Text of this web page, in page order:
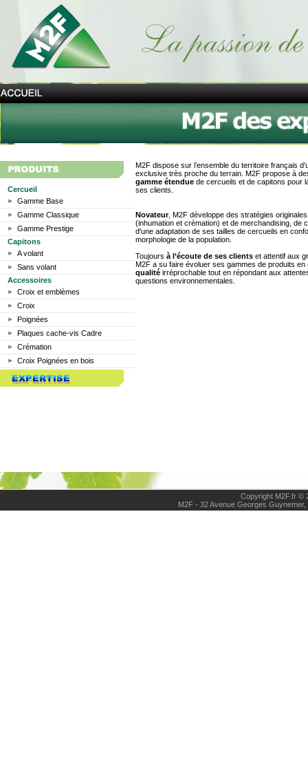
Cercueil
Gamme Base
Gamme Classique
Gamme Prestige
Capitons
A volant
Sans volant
Accessoires
Croix et emblèmes
Croix
Poignées
Plaques cache-vis Cadre
Crémation
Croix Poignées en bois
M2F dispose sur l’ensemble du territoire français
exclusive très proche du terrain. M2F propose à
gamme étendue de cercueils et de capitons pour
ses clients.
Novateur, M2F développe des stratégies
(inhumation et crémation) et de merchandising, de
d'une adaptation de ses tailles de cercueils en
morphologie de la population.
Toujours à l’écoute de ses clients et attentif aux
M2F a su faire évoluer ses gammes de produits
qualité irréprochable tout en répondant aux
questions environnementales.
Copyright M2F.fr ©
M2F - 32 Avenue Georges